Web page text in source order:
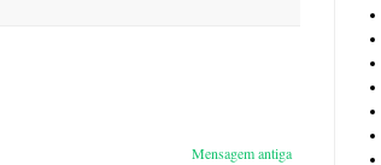
Mensagem antiga